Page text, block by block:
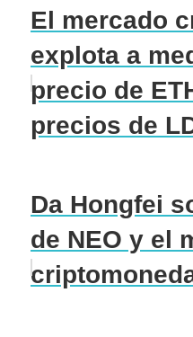
El mercado
explota a
precio de
precios de
Da Hongfei
de NEO y el